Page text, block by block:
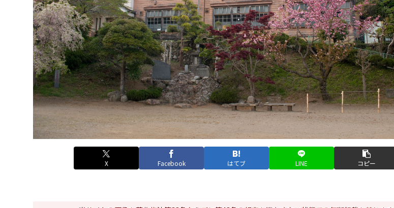
X Facebook はてブ LINE コピー